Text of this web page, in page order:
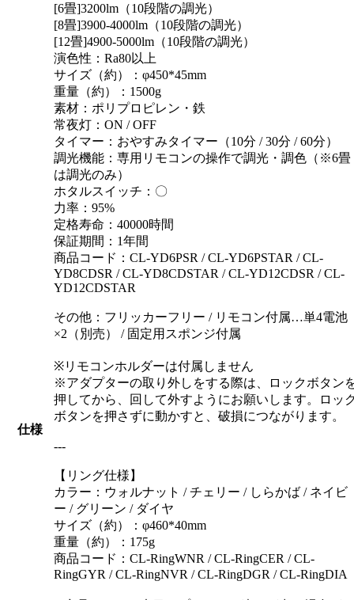
仕様
[6畳]3200lm（10段階の調光）
[8畳]3900-4000lm（10段階の調光）
[12畳]4900-5000lm（10段階の調光）
演色性：Ra80以上
サイズ（約）：φ450*45mm
重量（約）：1500g
素材：ポリプロピレン・鉄
常夜灯：ON / OFF
タイマー：おやすみタイマー（10分 / 30分 / 60分）
調光機能：専用リモコンの操作で調光・調色（※6畳
は調光のみ）
ホタルスイッチ：〇
力率：95%
定格寿命：40000時間
保証期間：1年間
商品コード：CL-YD6PSR / CL-YD6PSTAR / CL-
YD8CDSR / CL-YD8CDSTAR / CL-YD12CDSR / CL-
YD12CDSTAR
その他：フリッカーフリー / リモコン付属…単4電池
×2（別売） / 固定用スポンジ付属
※リモコンホルダーは付属しません
※アダプターの取り外しをする際は、ロックボタン
押してから、回して外すようにお願いします。ロッ
ボタンを押さずに動かすと、破損につながります。
---
【リング仕様】
カラー：ウォルナット / チェリー / しらかば / ネイビ
ー / グリーン / ダイヤ
サイズ（約）：φ460*40mm
重量（約）：175g
商品コード：CL-RingWNR / CL-RingCER / CL-
RingGYR / CL-RingNVR / CL-RingDGR / CL-RingDIA